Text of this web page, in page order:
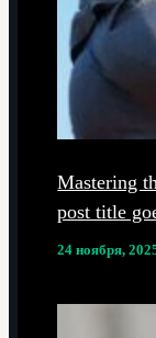
Mastering
post title
24 ноября,